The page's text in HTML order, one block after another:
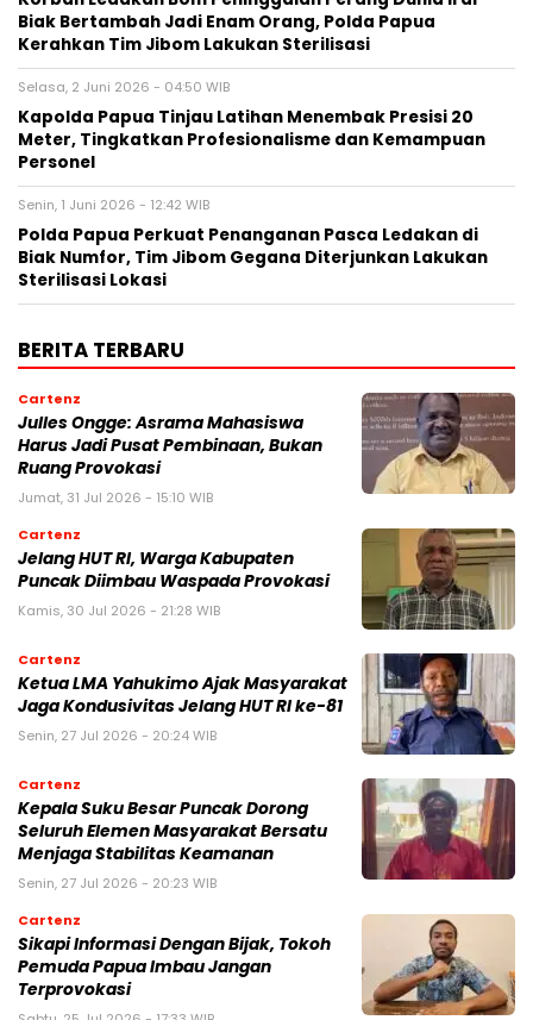
Biak Bertambah Jadi Enam Orang, Polda Papua
Kerahkan Tim Jibom Lakukan Sterilisasi
Selasa, 2 Juni 2026 - 04:50 WIB
Kapolda Papua Tinjau Latihan Menembak Presisi 20
Meter, Tingkatkan Profesionalisme dan Kemampuan
Personel
Senin, 1 Juni 2026 - 12:42 WIB
Polda Papua Perkuat Penanganan Pasca Ledakan di
Biak Numfor, Tim Jibom Gegana Diterjunkan Lakukan
Sterilisasi Lokasi
BERITA TERBARU
Cartenz
Julles Ongge: Asrama Mahasiswa
Harus Jadi Pusat Pembinaan, Bukan
Ruang Provokasi
Jumat, 31 Jul 2026 - 15:10 WIB
Cartenz
Jelang HUT RI, Warga Kabupaten
Puncak Diimbau Waspada Provokasi
Kamis, 30 Jul 2026 - 21:28 WIB
Cartenz
Ketua LMA Yahukimo Ajak Masyarakat
Jaga Kondusivitas Jelang HUT RI ke-81
Senin, 27 Jul 2026 - 20:24 WIB
Cartenz
Kepala Suku Besar Puncak Dorong
Seluruh Elemen Masyarakat Bersatu
Menjaga Stabilitas Keamanan
Senin, 27 Jul 2026 - 20:23 WIB
Cartenz
Sikapi Informasi Dengan Bijak, Tokoh
Pemuda Papua Imbau Jangan
Terprovokasi